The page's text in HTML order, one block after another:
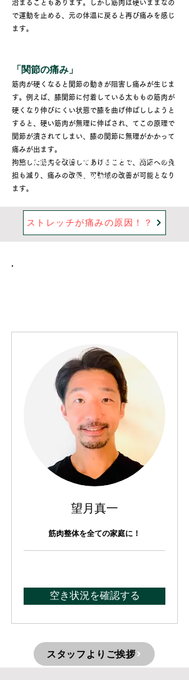
治まることもあります。しかし筋肉は硬いままなの
で運動を止める、元の体温に戻ると再び痛みを感じ
ます。
「関節の痛み」
筋肉が硬くなると関節の動きが阻害し痛みが生じま
す。例えば、膝関節に付着している太ももの筋肉が
硬くなり伸びにくい状態で膝を曲げ伸ばししようと
すると、硬い筋肉が無理に伸ばされ、てこの原理で
関節が潰されてしまい、膝の関節に無理がかかって
痛みが出ます。
拘縮した筋肉を改善してあげることで、関節への負
担も減り、痛みの改善、可動域の改善が可能となり
ます。
ストレッチが痛みの原因！？
ご予約はネット予約・電話・DMから（完
全予約制）
望月真一
筋肉整体を全ての家庭に！
空き状況を確認する
スタッフよりご挨拶